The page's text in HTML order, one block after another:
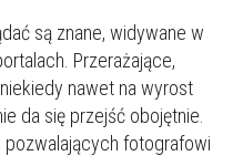
są znane, widywane w
Przerażające,
nawet na wyrost
da się przejść obojętnie.
fotografowi